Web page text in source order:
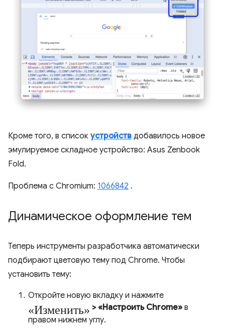
Кроме того, в список устройств добавилось новое
эмулируемое складное устройство: Asus Zenbook
Fold.
Проблема с Chromium: 1066842 .
Динамическое оформление тем
Теперь инструменты разработчика автоматически
подбирают цветовую тему под Chrome. Чтобы
установить тему:
Откройте новую вкладку и нажмите
«Изменить» > «Настроить Chrome» в
правом нижнем углу.